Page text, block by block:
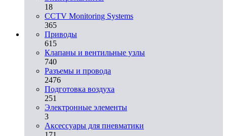
18
CCTV Monitoring Systems
365
Приводы
615
Клапаны и вентильные узлы
740
Разъемы и провода
2476
Подготовка воздуха
251
Электронные элементы
3
Аксессуары для пневматики